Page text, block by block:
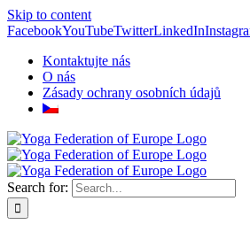
Skip to content
FacebookYouTubeTwitterLinkedIn
Kontaktujte nás
O nás
Zásady ochrany osobních údajů
Search for: